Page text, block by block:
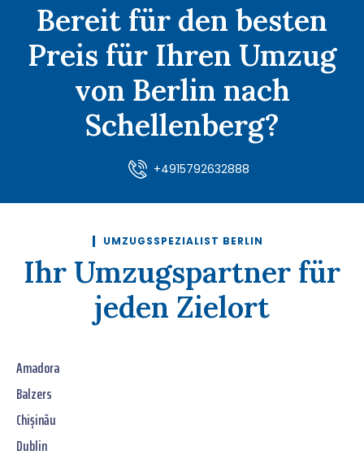
Bereit für den besten
Preis für Ihren Umzug
von Berlin nach
Schellenberg?
+4915792632888
UMZUGSSPEZIALIST BERLIN
Ihr Umzugspartner für
jeden Zielort
Amadora
Balzers
Chișinău
Dublin